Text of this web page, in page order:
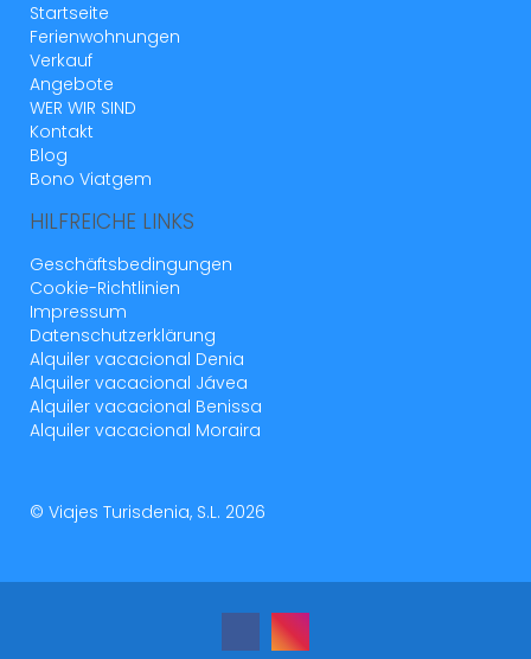
Startseite
Ferienwohnungen
Verkauf
Angebote
WER WIR SIND
Kontakt
Blog
Bono Viatgem
HILFREICHE LINKS
Geschäftsbedingungen
Cookie-Richtlinien
Impressum
Datenschutzerklärung
Alquiler vacacional Denia
Alquiler vacacional Jávea
Alquiler vacacional Benissa
Alquiler vacacional Moraira
© Viajes Turisdenia, S.L. 2026